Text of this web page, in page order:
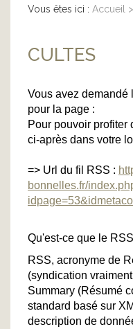
Vous êtes ici : Accueil >
CULTES
Vous avez demandé
pour la page :
Pour pouvoir profiter
ci-après dans votre
=> Url du fil RSS :
bonnelles.fr/
Qu'est-ce que le
RSS, acronyme de
(syndication
Summary (Résumé
standard basé sur
description de